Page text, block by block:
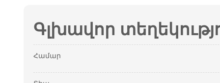
Գլխավոր
Համար